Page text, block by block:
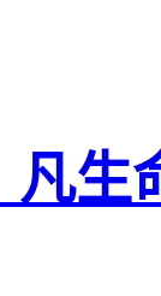
生